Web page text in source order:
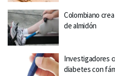
Colombiano
de almidón
Investigadores
diabetes con